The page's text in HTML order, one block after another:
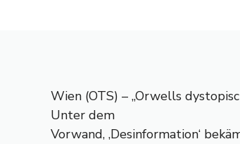
Wien (OTS) – „Orwells
Unter dem
Vorwand, ‚Desinformation‘